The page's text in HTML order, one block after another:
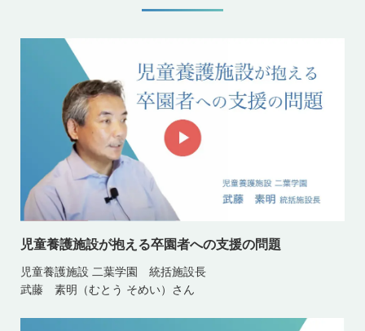
児童養護施設が抱える卒園者への支援の問題
児童養護施設 二葉学園 統括施設長
武藤 素明（むとう そめい）さん